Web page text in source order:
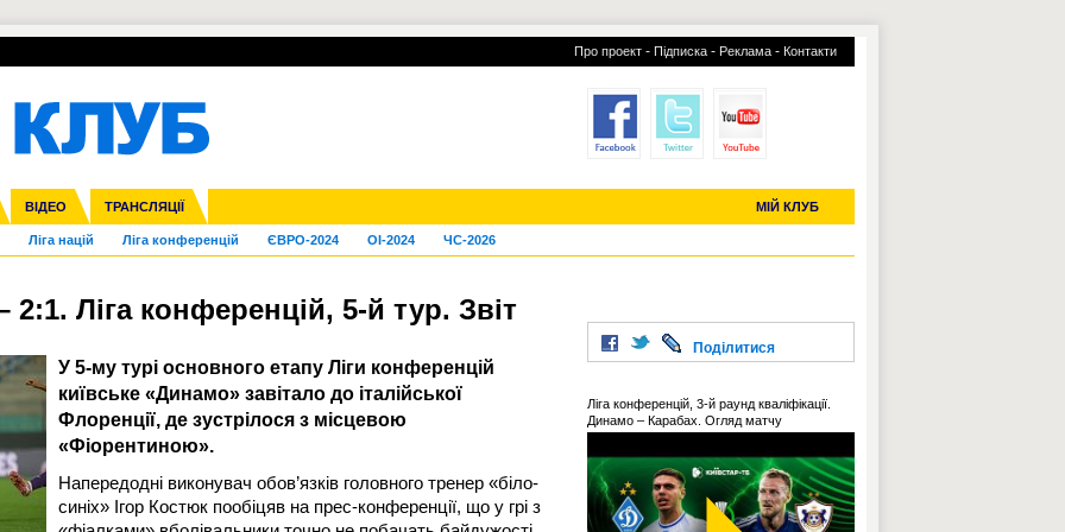
Про проект - Підписка - Реклама - Контакти
ВІДЕО ТРАНСЛЯЦІЇ МІЙ КЛУБ
ліга Кубок України Молодіжка
Ліга націй Ліга конференцій ЄВРО-2024 OI-2024 ЧС-2026
Франція ІншіЧЄ-2015 (U-21)
УПЛ-ПЕРЕХОДИ УСІ ТРАНСФЕРИ
Ліга конференцій, 5-й тур. Звіт
У 5-му турі основного етапу Ліги конференцій
київське «Динамо» завітало до італійської
Флоренції, де зустрілося з місцевою
«Фіорентиною».
Напередодні виконувач обов’язків головного тренер «біло-
синіх» Ігор Костюк пообіцяв на прес-конференції, що у грі з
Поділитися
Ліга конференцій, 3-й раунд кваліфікації.
Динамо – Карабах. Огляд матчу